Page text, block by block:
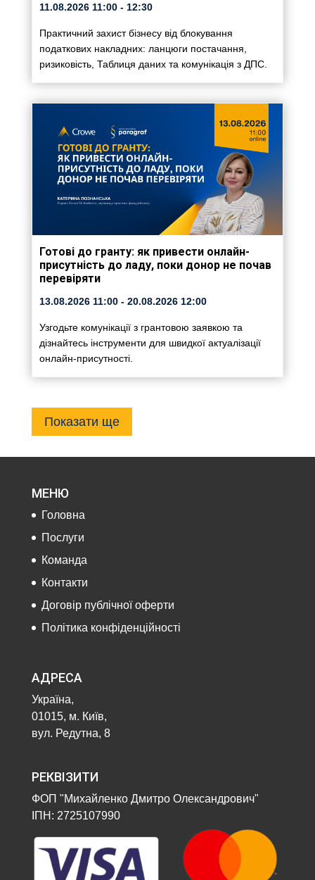
11.08.202611:00- 12:30
Практичний захист бізнесу від блокування
податкових накладних: ланцюги постачання,
ризиковість, Таблиця даних та комунікація з ДПС.
Готові до гранту: як привести онлайн-
присутність до ладу, поки донор не почав
перевіряти
13.08.202611:00- 20.08.202612:00
Узгодьте комунікації з грантовою заявкою та
дізнайтесь інструменти для швидкої актуалізації
онлайн-присутності.
Показати ще
МЕНЮ
Головна
Послуги
Команда
Контакти
Договір публічної оферти
Політика конфіденційності
АДРЕСА
Україна,
01015, м. Київ,
вул. Редутна, 8
РЕКВІЗИТИ
ФОП "Михайленко Дмитро Олександрович"
ІПН: 2725107990